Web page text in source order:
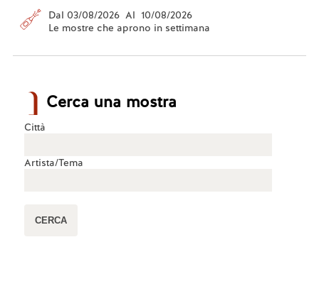
Dal 03/08/2026 Al 10/08/2026
Le mostre che aprono in settimana
Cerca una mostra
Città
Artista/Tema